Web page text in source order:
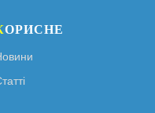
ОРИСНЕ